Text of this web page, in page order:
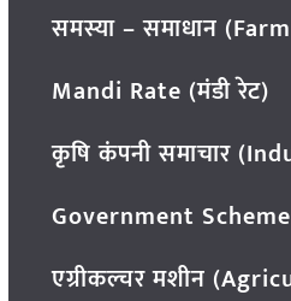
समस्या – समाधान
Mandi Rate (मंडी रेट)
कृषि कंपनी समाचार
Government
एग्रीकल्चर मशीन